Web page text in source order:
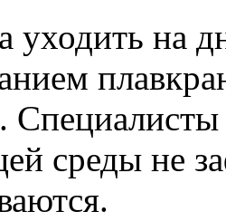
уходить на
среды не